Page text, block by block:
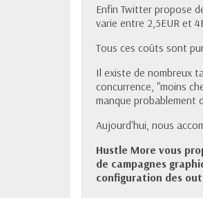
Enfin Twitter propose
varie entre 2,5EUR et
Tous ces coûts sont
Il existe de nombreux
concurrence, "moins
manque probablement
Aujourd'hui, nous
Hustle More vous
de campagnes
configuration des